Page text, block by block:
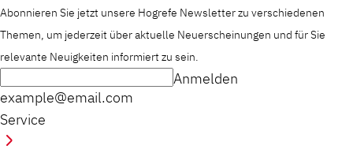
Abonnieren Sie jetzt unsere Hogrefe Newsletter zu verschiedenen
Themen, um jederzeit über aktuelle Neuerscheinungen und für Sie
relevante Neuigkeiten informiert zu sein.
example@email.com
Anmelden
Service